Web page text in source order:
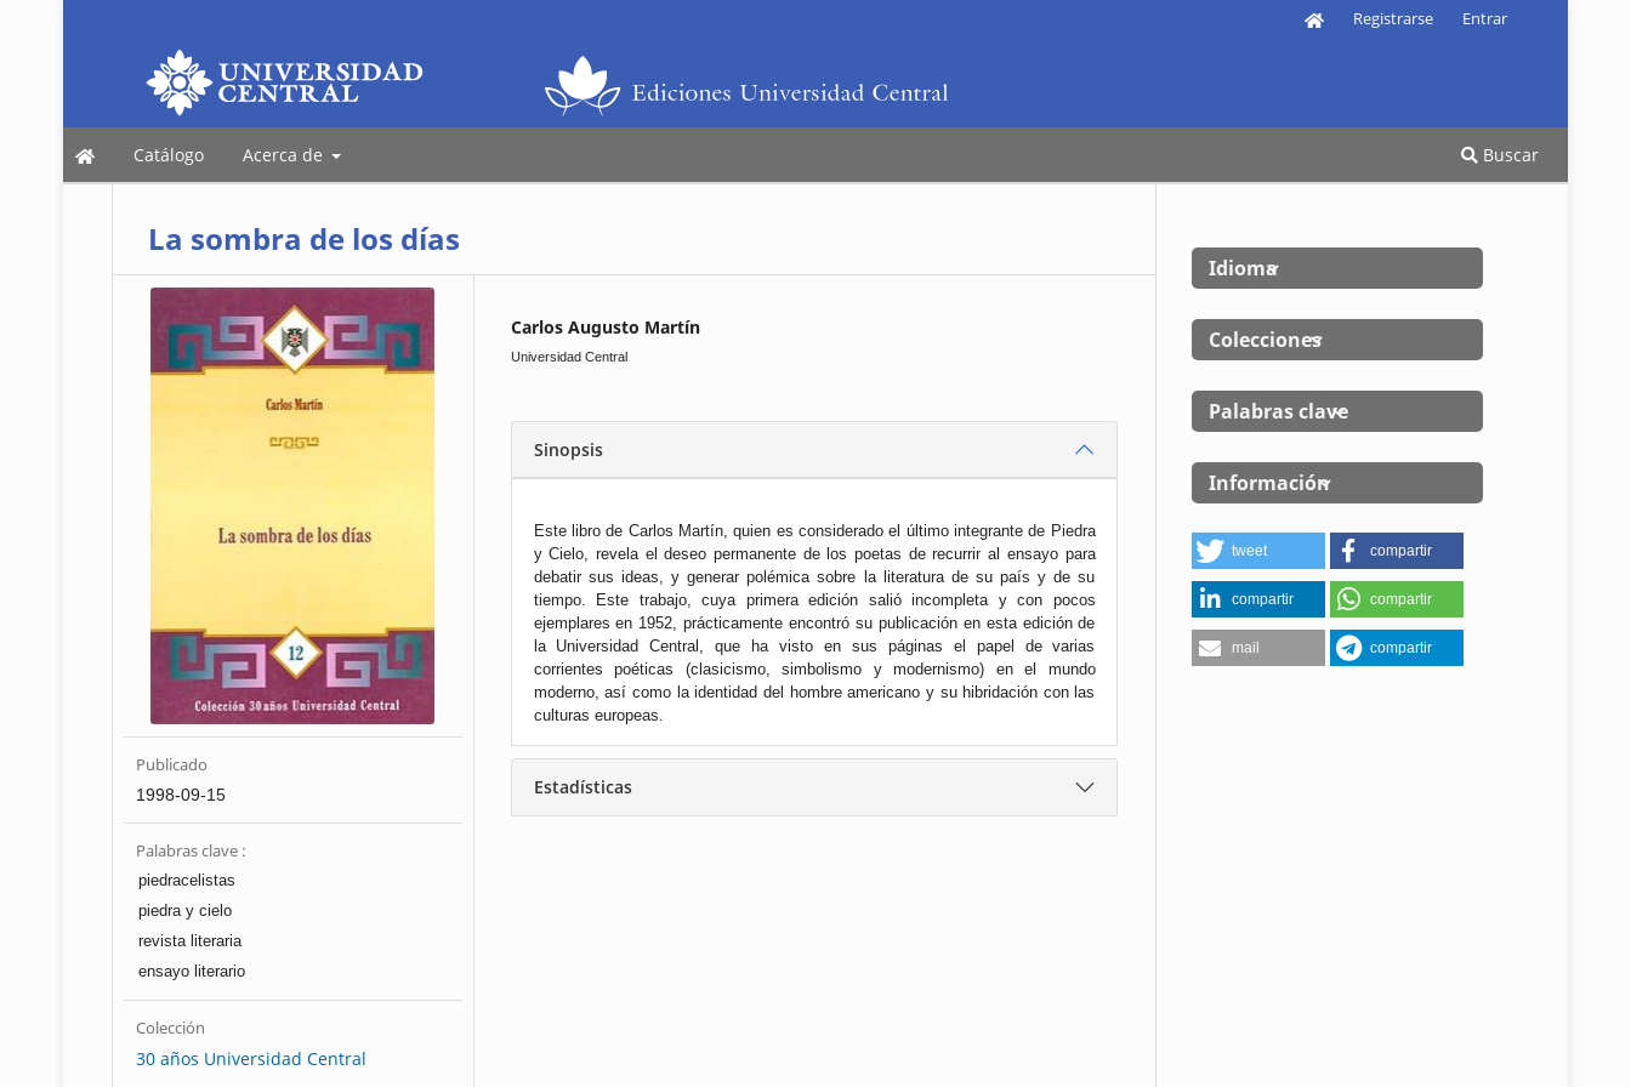
Catálogo Acerca de Buscar
Registrarse Entrar
La sombra de los días
Publicado
1998-09-15
Palabras clave :
piedracelistas
piedra y cielo
revista literaria
ensayo literario
Colección
30 años Universidad Central
Carlos Augusto Martín
Universidad Central
Sinopsis
Este libro de Carlos Martín, quien es considerado el último integrante de Piedra
y Cielo, revela el deseo permanente de los poetas de recurrir al ensayo para
debatir sus ideas, y generar polémica sobre la literatura de su país y de su
tiempo. Este trabajo, cuya primera edición salió incompleta y con pocos
ejemplares en 1952, prácticamente encontró su publicación en esta edición de
la Universidad Central, que ha visto en sus páginas el papel de varias
corrientes poéticas (clasicismo, simbolismo y modernismo) en el mundo
moderno, así como la identidad del hombre americano y su hibridación con las
culturas europeas.
Estadísticas
Idioma
Colecciones
Palabras clave
Información
tweet compartir
compartir compartir
mail compartir